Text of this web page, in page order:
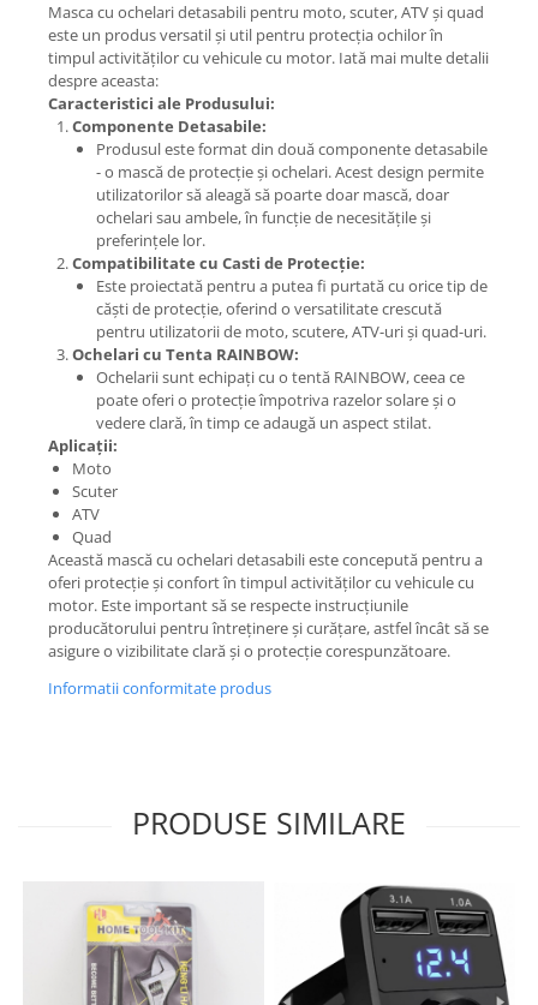
Masca cu ochelari detasabili pentru moto, scuter, ATV și quad
este un produs versatil și util pentru protecția ochilor în
timpul activităților cu vehicule cu motor. Iată mai multe detalii
despre aceasta:
Caracteristici ale Produsului:
Componente Detasabile:
Produsul este format din două componente detasabile
- o mască de protecție și ochelari. Acest design permite
utilizatorilor să aleagă să poarte doar mască, doar
ochelari sau ambele, în funcție de necesitățile și
preferințele lor.
Compatibilitate cu Casti de Protecție:
Este proiectată pentru a putea fi purtată cu orice tip de
căști de protecție, oferind o versatilitate crescută
pentru utilizatorii de moto, scutere, ATV-uri și quad-uri.
Ochelari cu Tenta RAINBOW:
Ochelarii sunt echipați cu o tentă RAINBOW, ceea ce
poate oferi o protecție împotriva razelor solare și o
vedere clară, în timp ce adaugă un aspect stilat.
Aplicații:
Moto
Scuter
ATV
Quad
Această mască cu ochelari detasabili este concepută pentru a
oferi protecție și confort în timpul activităților cu vehicule cu
motor. Este important să se respecte instrucțiunile
producătorului pentru întreținere și curățare, astfel încât să se
asigure o vizibilitate clară și o protecție corespunzătoare.
Informatii conformitate produs
PRODUSE SIMILARE